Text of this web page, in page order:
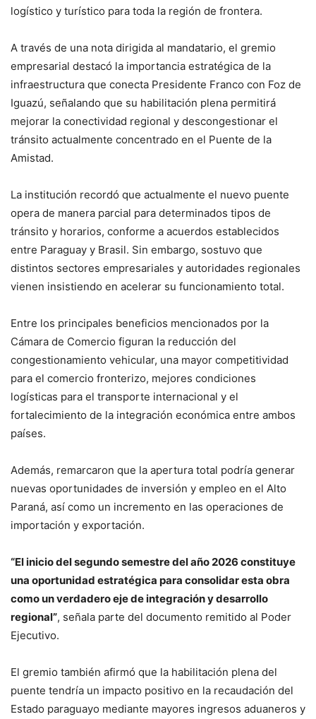
logístico y turístico para toda la región de frontera.
A través de una nota dirigida al mandatario, el gremio
empresarial destacó la importancia estratégica de la
infraestructura que conecta Presidente Franco con Foz de
Iguazú, señalando que su habilitación plena permitirá
mejorar la conectividad regional y descongestionar el
tránsito actualmente concentrado en el Puente de la
Amistad.
La institución recordó que actualmente el nuevo puente
opera de manera parcial para determinados tipos de
tránsito y horarios, conforme a acuerdos establecidos
entre Paraguay y Brasil. Sin embargo, sostuvo que
distintos sectores empresariales y autoridades regionales
vienen insistiendo en acelerar su funcionamiento total.
Entre los principales beneficios mencionados por la
Cámara de Comercio figuran la reducción del
congestionamiento vehicular, una mayor competitividad
para el comercio fronterizo, mejores condiciones
logísticas para el transporte internacional y el
fortalecimiento de la integración económica entre ambos
países.
Además, remarcaron que la apertura total podría generar
nuevas oportunidades de inversión y empleo en el Alto
Paraná, así como un incremento en las operaciones de
importación y exportación.
“El inicio del segundo semestre del año 2026 constituye
una oportunidad estratégica para consolidar esta obra
como un verdadero eje de integración y desarrollo
regional”, señala parte del documento remitido al Poder
Ejecutivo.
El gremio también afirmó que la habilitación plena del
puente tendría un impacto positivo en la recaudación del
Estado paraguayo mediante mayores ingresos aduaneros y